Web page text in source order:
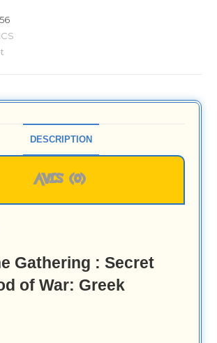
DESCRIPTION
AVIS (0)
Gathering : Secret
of War: Greek